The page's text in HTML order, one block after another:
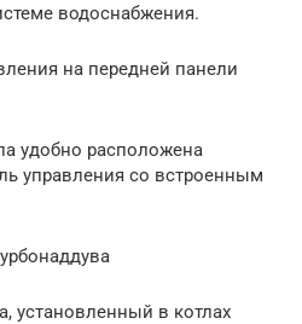
водоснабжения.
на передней панели
удобно расположена
управления со встроенным
установленный в котлах